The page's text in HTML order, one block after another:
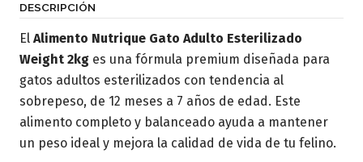
DESCRIPCIÓN
El Alimento Nutrique Gato Adulto Esterilizado
Weight 2kg es una fórmula premium diseñada para
gatos adultos esterilizados con tendencia al
sobrepeso, de 12 meses a 7 años de edad. Este
alimento completo y balanceado ayuda a mantener
un peso ideal y mejora la calidad de vida de tu felino.